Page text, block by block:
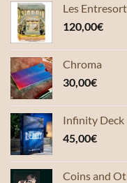
Les
120,00€
Chroma
30,00€
Infinity Deck
45,00€
Coins and